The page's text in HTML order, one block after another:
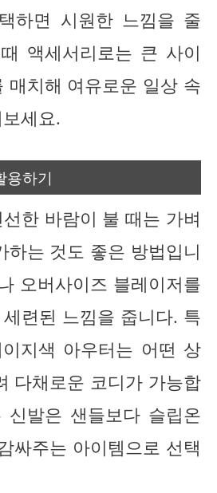
하면 시원한 느낌을 줄
액세서리로는 큰 사이
매치해 여유로운 일상 속
세요.
용하기
한 바람이 불 때는 가벼
하는 것도 좋은 방법입니
오버사이즈 블레이저를
련된 느낌을 줍니다. 특
지색 아우터는 어떤 상
다채로운 코디가 가능합
신발은 샌들보다 슬립온
싸주는 아이템으로 선택